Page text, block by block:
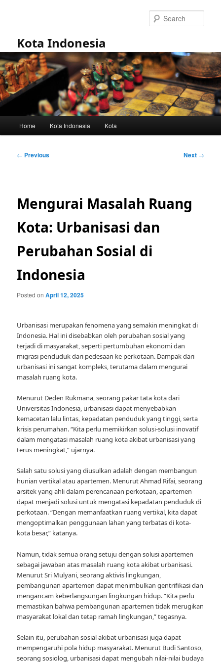
Kota Indonesia
Home Kota Indonesia Kota
Post
← Previous Next →
Mengurai Masalah Ruang
Kota: Urbanisasi dan
Perubahan Sosial di
Indonesia
Posted onApril 12, 2025
Urbanisasi merupakan fenomena yang semakin meningkat di
Indonesia. Hal ini disebabkan oleh perubahan sosial yang
terjadi di masyarakat, seperti pertumbuhan ekonomi dan
migrasi penduduk dari pedesaan ke perkotaan. Dampak dari
urbanisasi ini sangat kompleks, terutama dalam mengurai
masalah ruang kota.
Menurut Deden Rukmana, seorang pakar tata kota dari
Universitas Indonesia, urbanisasi dapat menyebabkan
kemacetan lalu lintas, kepadatan penduduk yang tinggi, serta
krisis perumahan. “Kita perlu memikirkan solusi-solusi inovatif
dalam mengatasi masalah ruang kota akibat urbanisasi yang
terus meningkat,” ujarnya.
Salah satu solusi yang diusulkan adalah dengan membangun
hunian vertikal atau apartemen. Menurut Ahmad Rifai, seorang
arsitek yang ahli dalam perencanaan perkotaan, apartemen
dapat menjadi solusi untuk mengatasi kepadatan penduduk di
perkotaan. “Dengan memanfaatkan ruang vertikal, kita dapat
mengoptimalkan penggunaan lahan yang terbatas di kota-
kota besar,” katanya.
Namun, tidak semua orang setuju dengan solusi apartemen
sebagai jawaban atas masalah ruang kota akibat urbanisasi.
Menurut Sri Mulyani, seorang aktivis lingkungan,
pembangunan apartemen dapat menimbulkan gentrifikasi dan
mengancam keberlangsungan lingkungan hidup. “Kita perlu
memastikan bahwa pembangunan apartemen tidak merugikan
masyarakat lokal dan tetap ramah lingkungan,” tegasnya.
Selain itu, perubahan sosial akibat urbanisasi juga dapat
mempengaruhi pola hidup masyarakat. Menurut Budi Santoso,
seorang sosiolog, urbanisasi dapat mengubah nilai-nilai budaya